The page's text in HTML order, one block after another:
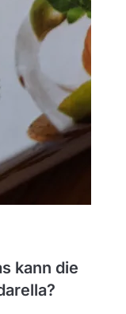
kann die